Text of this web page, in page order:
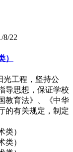
8/22
）
光工程，坚持公
导思想，保证学校
教育法》、《中华
的有关规定，制定